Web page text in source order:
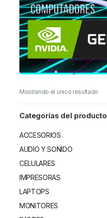
Mostrando el único resultado
Categorías del producto
ACCESORIOS
AUDIO Y SONIDO
CELULARES
IMPRESORAS
LAPTOPS
MONITORES